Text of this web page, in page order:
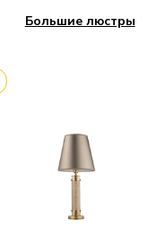
Большие люстры